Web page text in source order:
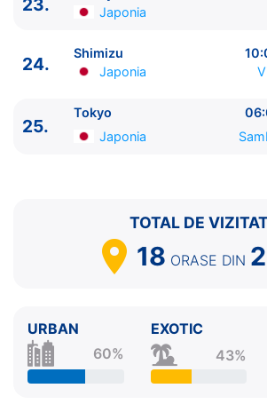
23.
Japonia
24.
Shimizu
Japonia
25.
Tokyo
Japonia
TOTAL DE
18 ORASE DIN 2
URBAN
60%
EXOTIC
43%